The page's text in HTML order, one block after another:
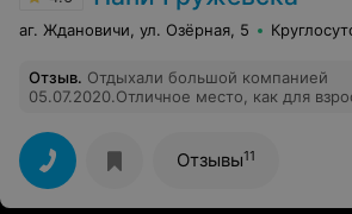
аг. Ждановичи, ул. Озёрная, 5
Отзыв. Отдыхали большой компанией
05.07.2020.Отличное место, как для
смогли без проблем добраться на
территория, красивая усадьба. Спасибо
хозяйке усадьбы.Все было
ещё!
Отзывы11